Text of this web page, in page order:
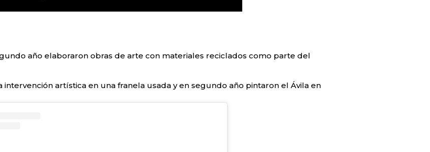
año elaboraron obras de arte con materiales reciclados como parte del
artística en una franela usada y en segundo año pintaron el Ávila en